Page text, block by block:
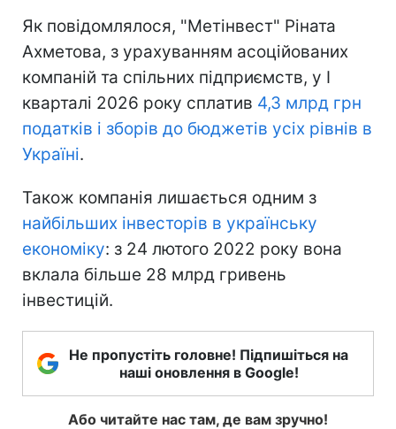
Як повідомлялося, "Метінвест" Ріната
Ахметова, з урахуванням асоційованих
компаній та спільних підприємств, у I
кварталі 2026 року сплатив 4,3 млрд грн
податків і зборів до бюджетів усіх рівнів в
Україні.
Також компанія лишається одним з
найбільших інвесторів в українську
економіку: з 24 лютого 2022 року вона
вклала більше 28 млрд гривень
інвестицій.
Не пропустіть головне! Підпишіться на
наші оновлення в Google!
Або читайте нас там, де вам зручно!